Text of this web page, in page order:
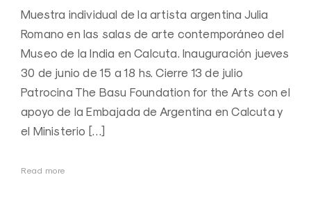
Muestra individual de la artista argentina Julia
Romano en las salas de arte contemporáneo del
Museo de la India en Calcuta. Inauguración jueves
30 de junio de 15 a 18 hs. Cierre 13 de julio
Patrocina The Basu Foundation for the Arts con el
apoyo de la Embajada de Argentina en Calcuta y
el Ministerio […]
Read more